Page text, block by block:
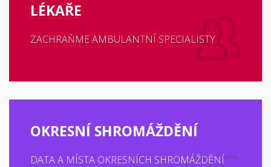
LÉKAŘE
ZACHRAŇME AMBULANTNÍ SPECIALISTY
OKRESNÍ SHROMÁŽDĚNÍ
DATA A MÍSTA OKRESNÍCH SHROMÁŽDĚNÍ